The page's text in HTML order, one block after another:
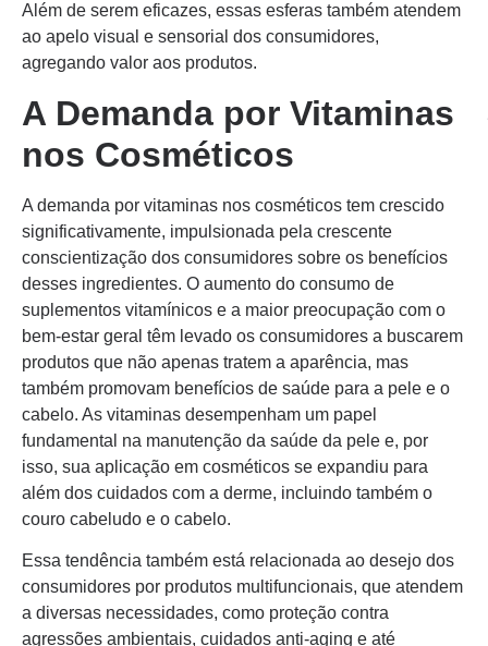
Além de serem eficazes, essas esferas também atendem
ao apelo visual e sensorial dos consumidores,
agregando valor aos produtos.
A Demanda por Vitaminas
nos Cosméticos
A demanda por vitaminas nos cosméticos tem crescido
significativamente, impulsionada pela crescente
conscientização dos consumidores sobre os benefícios
desses ingredientes. O aumento do consumo de
suplementos vitamínicos e a maior preocupação com o
bem-estar geral têm levado os consumidores a buscarem
produtos que não apenas tratem a aparência, mas
também promovam benefícios de saúde para a pele e o
cabelo. As vitaminas desempenham um papel
fundamental na manutenção da saúde da pele e, por
isso, sua aplicação em cosméticos se expandiu para
além dos cuidados com a derme, incluindo também o
couro cabeludo e o cabelo.
Essa tendência também está relacionada ao desejo dos
consumidores por produtos multifuncionais, que atendem
a diversas necessidades, como proteção contra
agressões ambientais, cuidados anti-aging e até